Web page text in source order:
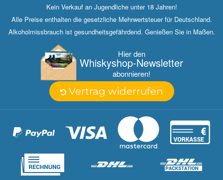
Kein Verkauf an Jugendliche unter 18 Jahren!
Alle Preise enthalten die gesetzliche Mehrwertsteuer für Deutschland.
Alkoholmissbrauch ist gesundheitsgefährdend. Genießen Sie in Maßen.
Hier den
Whisky­shop-Newsletter
abonnieren!
Vertrag widerrufen